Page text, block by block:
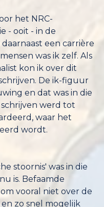
het NRC-
- ooit - in de
een carrière
was ik zelf. Als
ik over dit
De ik-figuur
dat was in die
werd tot
waar het
wordt.
stoornis' was in die
nu is. Befaamde
vooral niet over de
en zo snel mogelijk
Want als
zou ik nooit meer
was ik van
nam ik mijzelf wél